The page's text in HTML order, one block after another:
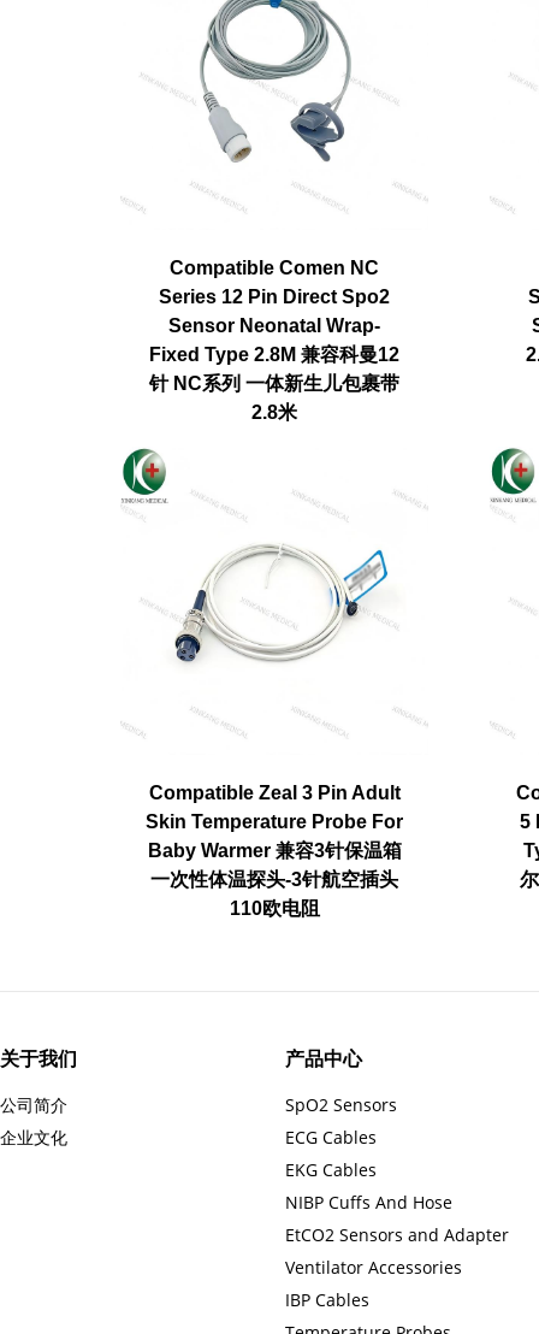
Compatible Comen NC
Series 12 Pin Direct Spo2
Sensor Neonatal Wrap-
Fixed Type 2.8M 兼容科曼12
针 NC系列 一体新生儿包裹带
2.8米
Compatible Zeal 3 Pin Adult
Skin Temperature Probe For
Baby Warmer 兼容3针保温箱
一次性体温探头-3针航空插头
110欧电阻
5
关于我们
公司简介
企业文化
产品中心
SpO2 Sensors
ECG Cables
EKG Cables
NIBP Cuffs And Hose
EtCO2 Sensors and Adapter
Ventilator Accessories
IBP Cables